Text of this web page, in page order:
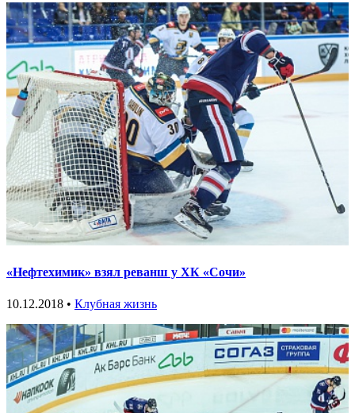
«Нефтехимик» взял реванш у ХК «Сочи»
10.12.2018 • Клубная жизнь